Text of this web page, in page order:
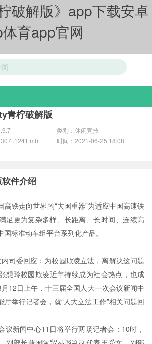
破解版》app下载安卓
育app官网
游戏分类
青柠破解版
类别：休闲竞技
.1241 mb
时间：2021-06-25 18:08
件介绍
高铁走向世界的“大国重器”为适应中国高速铁
更为复杂多样、长距离、长时间、连续高
标准动车组平台系列化产品。
内司委回应：为校园欺凌立法，离解决这问题
玲校园欺凌近年持续成为社会热点，也成
3月12日上午，十三届全国人大一次会议新闻中
举行记者会，就“人大立法工作”相关问题回
新闻中心11日将举行两场记者会：10时，